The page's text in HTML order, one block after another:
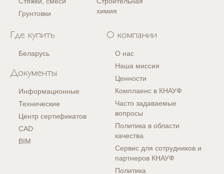
Грунтовки
химия
Где купить
Беларусь
Документы
Информационные
Технические
Центр сертификатов
CAD
BIM
О компании
О нас
Наша миссия
Ценности
Комплаенс в КНАУФ
Часто задаваемые
вопросы
Политика в области
качества
Сервис для сотрудников и
партнеров КНАУФ
Политика